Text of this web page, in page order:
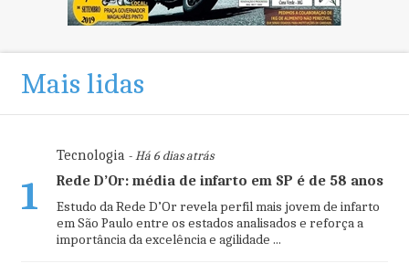
Mais lidas
1
Tecnologia- Há 6 dias atrás
Rede D’Or: média de infarto em SP é de 58 anos
Estudo da Rede D’Or revela perfil mais jovem de infarto
em São Paulo entre os estados analisados e reforça a
importância da excelência e agilidade ...